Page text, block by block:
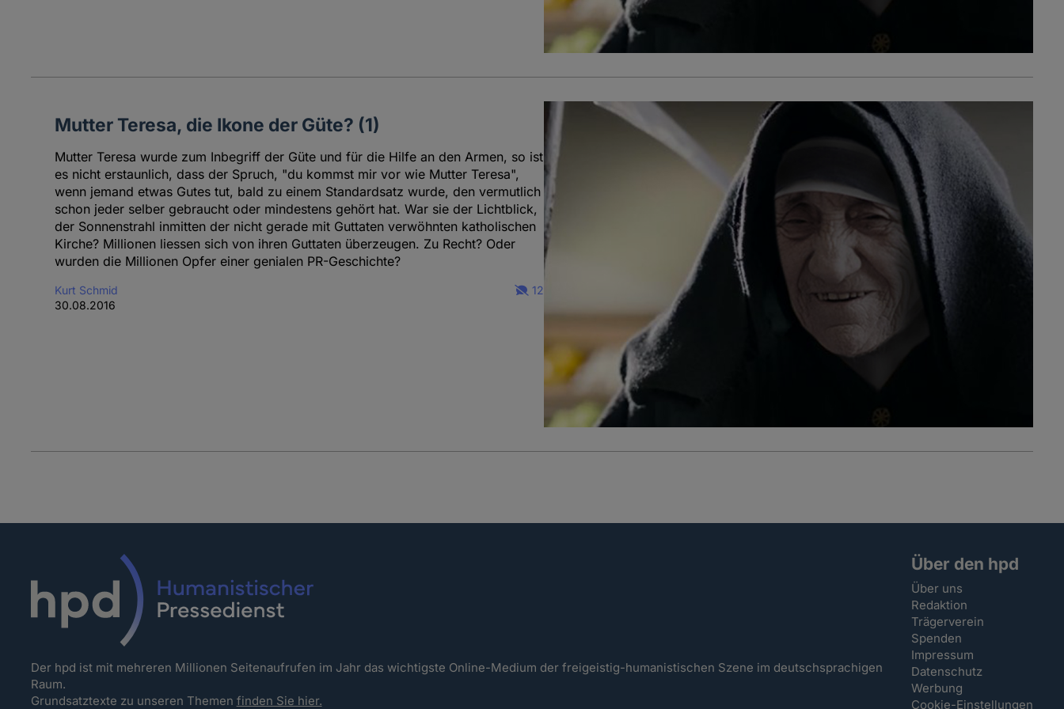
Mutter Teresa, die Ikone der Güte? (1)
Mutter Teresa wurde zum Inbegriff der Güte und für die Hilfe an den Armen, so ist
es nicht erstaunlich, dass der Spruch, "du kommst mir vor wie Mutter Teresa",
wenn jemand etwas Gutes tut, bald zu einem Standardsatz wurde, den vermutlich
schon jeder selber gebraucht oder mindestens gehört hat. War sie der Lichtblick,
der Sonnenstrahl inmitten der nicht gerade mit Guttaten verwöhnten katholischen
Kirche? Millionen liessen sich von ihren Guttaten überzeugen. Zu Recht? Oder
wurden die Millionen Opfer einer genialen PR-Geschichte?
Kurt Schmid
30.08.2016
12
Der hpd ist mit mehreren Millionen Seitenaufrufen im Jahr das wichtigste Online-Medium der freigeistig-humanistischen Szene im deutschsprachigen
Raum.
Grundsatztexte zu unseren Themen finden Sie hier.
Über den hpd
Über uns
Redaktion
Trägerverein
Spenden
Impressum
Datenschutz
Werbung
Cookie-Einstellungen